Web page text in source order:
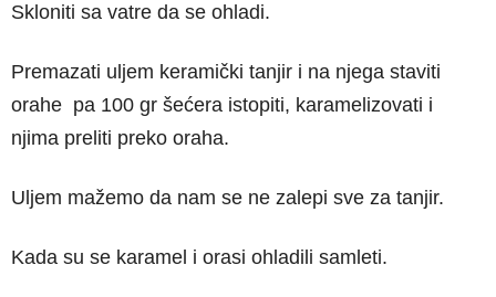
Skloniti sa vatre da se ohladi.
Premazati uljem keramički tanjir i na njega staviti
orahe pa 100 gr šećera istopiti, karamelizovati i
njima preliti preko oraha.
Uljem mažemo da nam se ne zalepi sve za tanjir.
Kada su se karamel i orasi ohladili samleti.